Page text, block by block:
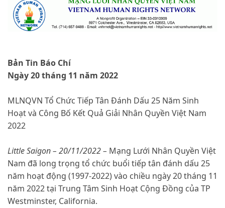
Bản Tin Báo Chí
Ngày 20 tháng 11 năm 2022
MLNQVN Tổ Chức Tiếp Tân Đánh Dấu 25 Năm Sinh
Hoạt và Công Bố Kết Quả Giải Nhân Quyền Việt Nam
2022
Little Saigon – 20/11/2022 – Mạng Lưới Nhân Quyền Việt
Nam đã long trọng tổ chức buổi tiếp tân đánh dấu 25
năm hoạt động (1997-2022) vào chiều ngày 20 tháng 11
năm 2022 tại Trung Tâm Sinh Hoạt Cộng Đồng của TP
Westminster, California.